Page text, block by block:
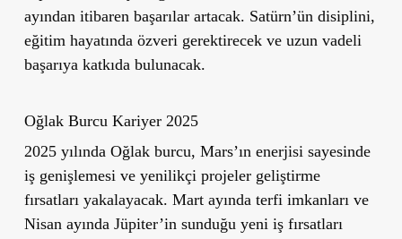
ayından itibaren başarılar artacak. Satürn’ün disiplini,
eğitim hayatında özveri gerektirecek ve uzun vadeli
başarıya katkıda bulunacak.
Oğlak Burcu Kariyer 2025
2025 yılında Oğlak burcu, Mars’ın enerjisi sayesinde
iş genişlemesi ve yenilikçi projeler geliştirme
fırsatları yakalayacak. Mart ayında terfi imkanları ve
Nisan ayında Jüpiter’in sunduğu yeni iş fırsatları